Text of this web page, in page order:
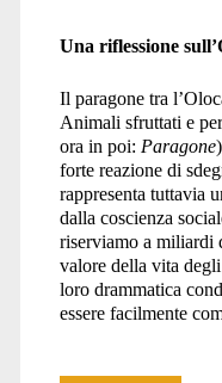
Una riflessione
Il paragone tra
Animali sfruttati e
ora in poi: Paragone
forte reazione di
rappresenta tuttavia
dalla coscienza
riserviamo a miliardi
valore della vita
loro drammatica
essere facilmente